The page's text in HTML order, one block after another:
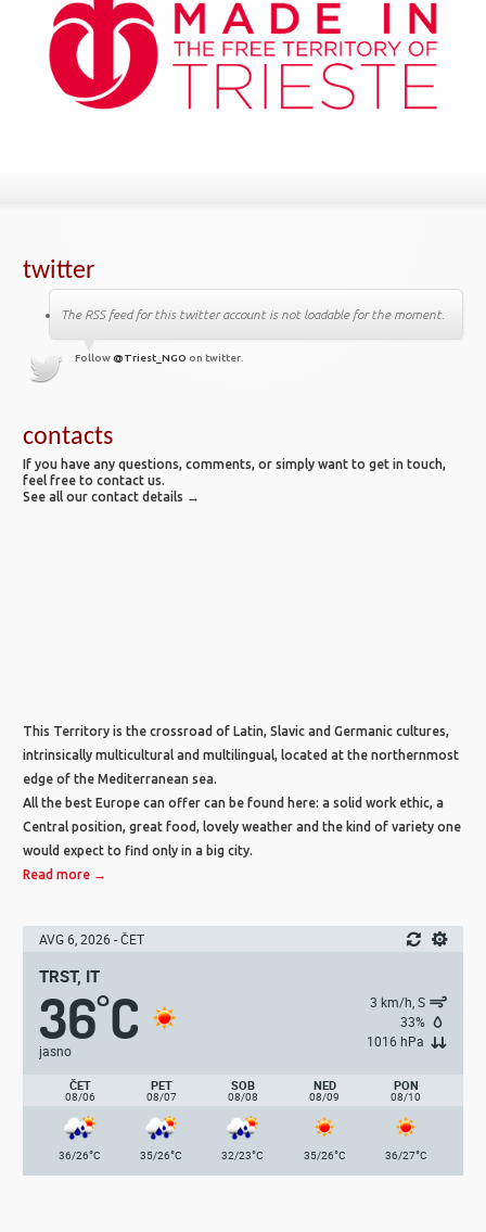
twitter
The RSS feed for this twitter account is not loadable for the moment.
Follow @Triest_NGO on twitter.
contacts
If you have any questions, comments, or simply want to get in touch,
feel free to contact us.
See all our contact details →
This Territory is the crossroad of Latin, Slavic and Germanic cultures,
intrinsically multicultural and multilingual, located at the northernmost
edge of the Mediterranean sea.
All the best Europe can offer can be found here: a solid work ethic, a
Central position, great food, lovely weather and the kind of variety one
would expect to find only in a big city.
Read more →
AVG 6, 2026 - ČET
TRST, IT
36°C
jasno
3 km/h, S
33%
1016 hPa
ČET
08/06
PET
08/07
SOB
08/08
NED
08/09
PON
08/10
36/26°C 35/26°C 32/23°C 35/26°C 36/27°C